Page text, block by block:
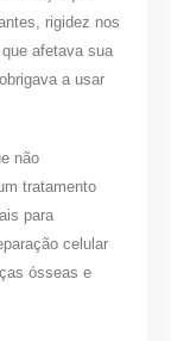
rigidez nos
afetava sua
a usar
não
tratamento
para
celular
ósseas e